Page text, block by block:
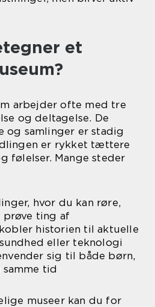
et
arbejder ofte med tre
og deltagelse. De
og samlinger er stadig
er rykket tættere
følelser. Mange steder
hvor du kan røre,
prøve ting af
historien til aktuelle
eller teknologi
sig til både børn,
tid
museer kan du for